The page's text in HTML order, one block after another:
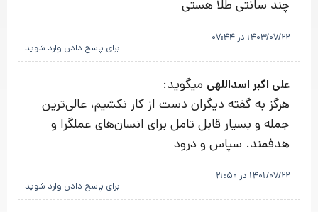
چند سانتی طلا هستی
1403/07/22 در 07:44
برای پاسخ دادن وارد شوید
علی اکبر اسداللهی میگوید:
هرگز به گفته دیگران دست از کار نکشیم، عالی‌ترین
جمله و بسیار قابل تامل برای انسان‌های عملگرا و
هدفمند. سپاس و درود
1401/07/22 در 21:50
برای پاسخ دادن وارد شوید